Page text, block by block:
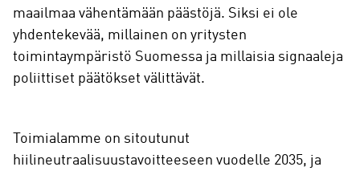
maailmaa vähentämään päästöjä. Siksi ei ole
yhdentekevää, millainen on yritysten
toimintaympäristö Suomessa ja millaisia signaaleja
poliittiset päätökset välittävät.
Toimialamme on sitoutunut
hiilineutraalisuustavoitteeseen vuodelle 2035, ja